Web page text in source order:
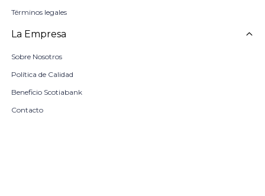
Términos legales
La Empresa
Sobre Nosotros
Política de Calidad
Beneficio Scotiabank
Contacto